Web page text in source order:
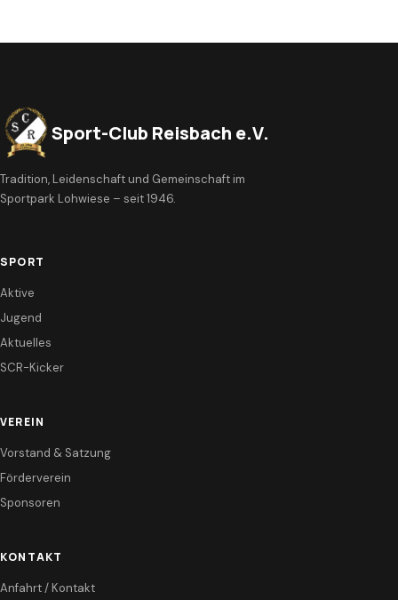
Sport-Club Reisbach e.V.
Tradition, Leidenschaft und Gemeinschaft im
Sportpark Lohwiese – seit 1946.
SPORT
Aktive
Jugend
Aktuelles
SCR-Kicker
VEREIN
Vorstand & Satzung
Förderverein
Sponsoren
KONTAKT
Anfahrt / Kontakt